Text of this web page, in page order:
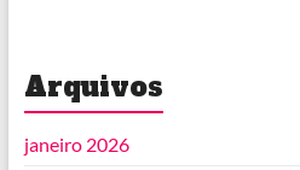
Arquivos
janeiro 2026